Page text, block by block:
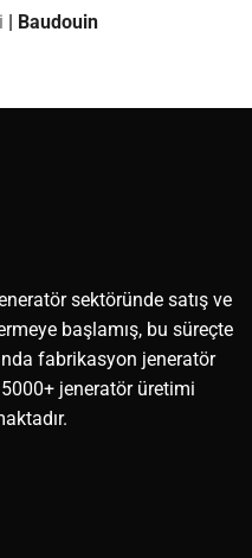
| Baudouin
sektöründe satış ve
başlamış, bu süreçte
fabrikasyon jeneratör
jeneratör üretimi